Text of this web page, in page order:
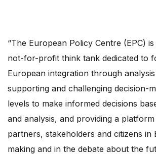
“The European Policy Centre (EPC)
not-for-profit think tank dedicated to
European integration through
supporting and challenging decision-
levels to make informed decisions
and analysis, and providing a
partners, stakeholders and citizens in
making and in the debate about the